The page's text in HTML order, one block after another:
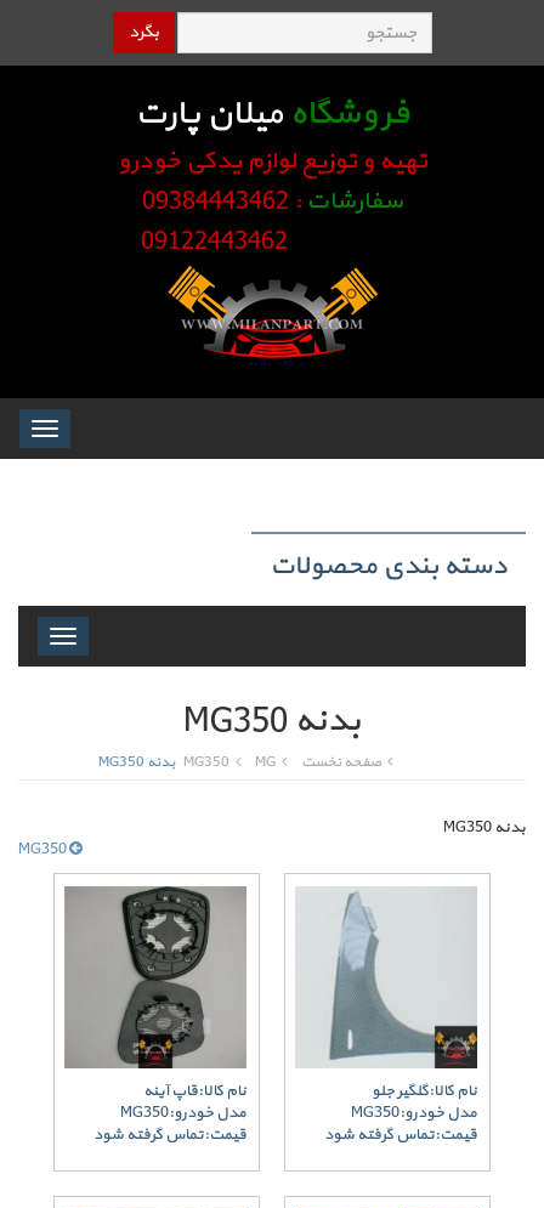
بگرد
فروشگاه میلان پارت
تهیه و توزیع لوازم یدکی خودرو
سفارشات : 09384443462
Toggle
دسته بندی محصولات
Toggle
بدنه MG350
صفحه نخست MG
MG350 بدنه MG350
بدنه MG350
نام کالا:گلگیر جلو
مدل خودرو:MG350
قیمت:تماس گرفته شود
نام کالا:قاپ آینه
مدل خودرو:MG350
قیمت:تماس گرفته شود